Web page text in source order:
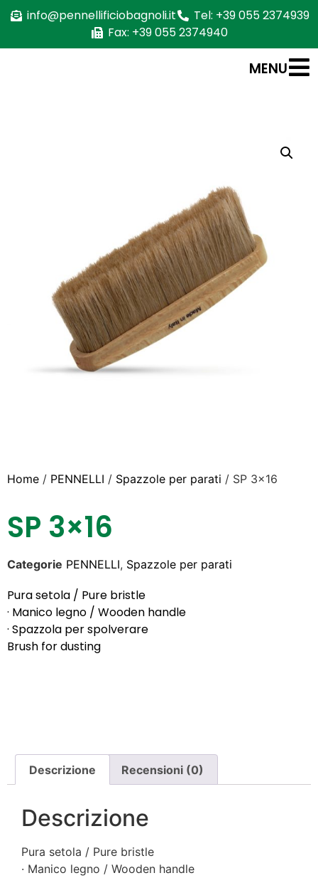
info@pennellificiobagnoli.it
Tel: +39 055 2374939
Fax: +39 055 2374940
MENU
Home / PENNELLI / Spazzole per parati / SP 3×16
SP 3×16
Categorie PENNELLI, Spazzole per parati
Pura setola / Pure bristle
· Manico legno / Wooden handle
· Spazzola per spolverare
Brush for dusting
Descrizione Recensioni (0)
Descrizione
Pura setola / Pure bristle
· Manico legno / Wooden handle